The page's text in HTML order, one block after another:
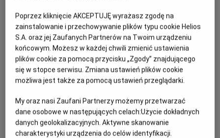
vs Ameryka. Hiszpania kontra Argentyna.
Która reprezentacja sięgnie po najcenniejsze trofeum
okaże się już w najbliższą niedzielę.
Najlepsze mecze wymagają najlepszej oprawy dlatego
obejrzyj ten pojedynek na wielkim kinowym ekranie,
CENNIK
Poprzez kliknięcie AKCEPTUJĘ wyrażasz zgodę na
zainstalowanie i przechowywanie plików typu cookie Helios
S.A. oraz jej Zaufanych Partnerów na Twoim urządzeniu
końcowym. Możesz w każdej chwili zmienić ustawienia
plików cookie za pomocą przycisku „Zgody” znajdującego
się w stopce serwisu. Zmiana ustawień plików cookie
możliwa jest także za pomocą ustawień przeglądarki.
My oraz nasi Zaufani Partnerzy możemy przetwarzać
dane osobowe w następujących celach:Użycie dokładnych
danych geolokalizacyjnych. Aktywne skanowanie
charakterystyki urządzenia do celów identyfikacji.